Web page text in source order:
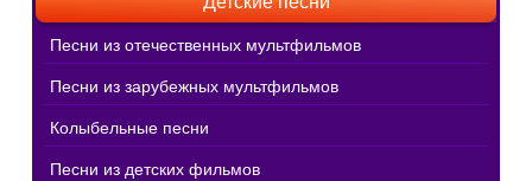
Песни из отечественных мультфильмов
Песни из зарубежных мультфильмов
Колыбельные песни
Песни из детских фильмов